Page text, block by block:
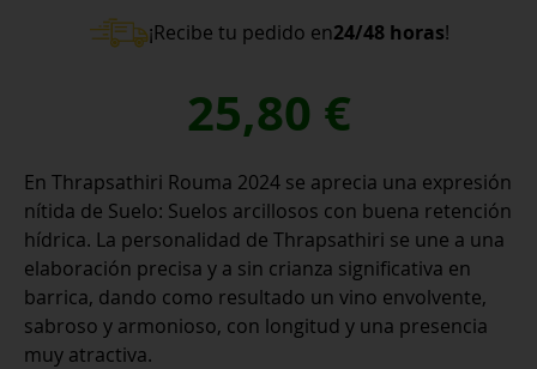
¡Recibe tu pedido en24/48 horas!
25,80 €
En Thrapsathiri Rouma 2024 se aprecia una expresión
nítida de Suelo: Suelos arcillosos con buena retención
hídrica. La personalidad de Thrapsathiri se une a una
elaboración precisa y a sin crianza significativa en
barrica, dando como resultado un vino envolvente,
sabroso y armonioso, con longitud y una presencia
muy atractiva.